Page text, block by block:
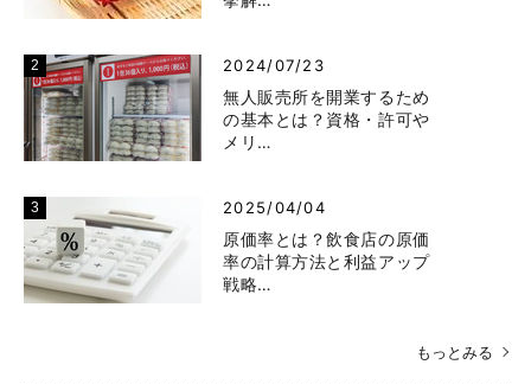
2024/07/23
無人販売所を開業するため
の基本とは？資格・許可や
メリ…
2025/04/04
原価率とは？飲食店の原価
率の計算方法と利益アップ
戦略…
もっとみる